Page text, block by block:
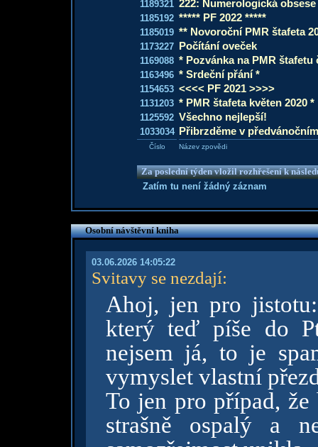
1189321 222: Numerologická obsese
1185192 ***** PF 2022 *****
1185019 ** Novoroční PMR štafeta
1173227 Počítání oveček
1169088 * Pozvánka na PMR štafetu
1163496 * Srdeční přání *
1154653 <<<< PF 2021 >>>>
1131203 * PMR štafeta květen 2020 *
1125592 Všechno nejlepší!
1033034 Přibrzděme v
Číslo Název zpovědi
Za poslední týden vložil rozhřešení k
Zatím tu není žádný záznam
Osobní návštěvní kniha
03.06.2026 14:05:22
Svitavy se nezdají:
Ahoj, jen pro
který teď píše do
nejsem já, to je
vymyslet vlastní
To jen pro případ,
strašně ospalý a